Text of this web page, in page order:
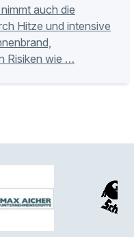
auch die
Hitze und intensive
Risiken wie …